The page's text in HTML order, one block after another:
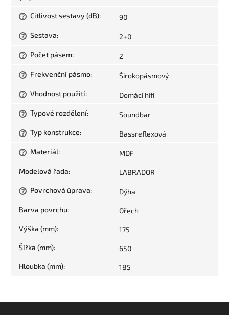
? Citlivost sestavy (dB): 90
? Sestava: 2+0
? Počet pásem: 2
? Frekvenční pásmo: Širokopásmový
? Vhodnost použití: Domácí hifi
? Typové rozdělení: Soundbar
? Typ konstrukce: Bassreflexová
? Materiál: MDF
Modelová řada: LABRADOR
? Povrchová úprava: Dýha
Barva povrchu: Ořech
Výška (mm): 175
Šířka (mm): 650
Hloubka (mm): 185